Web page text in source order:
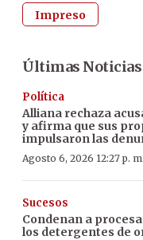
Impreso
Últimas Noticias
Política
Alliana rechaza
y afirma que sus
impulsaron las
Agosto 6, 2026 12:27 p. m.
Sucesos
Condenan a
los detergentes de